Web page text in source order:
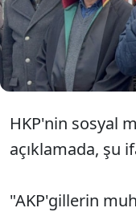
HKP'nin sosyal
açıklamada, şu
"AKP'gillerin